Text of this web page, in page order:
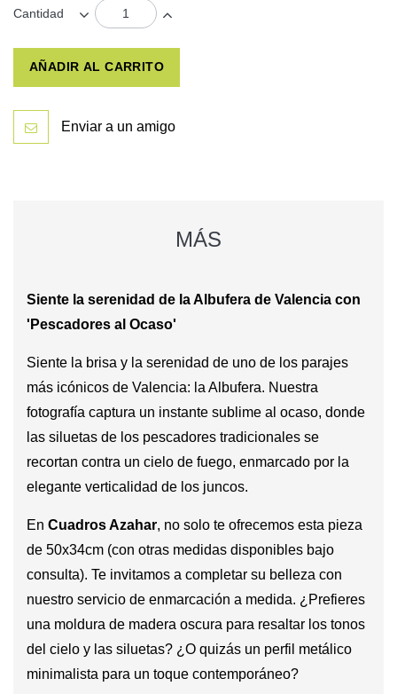
Cantidad
AÑADIR AL CARRITO
Enviar a un amigo
MÁS
Siente la serenidad de la Albufera de Valencia con
'Pescadores al Ocaso'
Siente la brisa y la serenidad de uno de los parajes
más icónicos de Valencia: la Albufera. Nuestra
fotografía captura un instante sublime al ocaso, donde
las siluetas de los pescadores tradicionales se
recortan contra un cielo de fuego, enmarcado por la
elegante verticalidad de los juncos.
En Cuadros Azahar, no solo te ofrecemos esta pieza
de 50x34cm (con otras medidas disponibles bajo
consulta). Te invitamos a completar su belleza con
nuestro servicio de enmarcación a medida. ¿Prefieres
una moldura de madera oscura para resaltar los tonos
del cielo y las siluetas? ¿O quizás un perfil metálico
minimalista para un toque contemporáneo?